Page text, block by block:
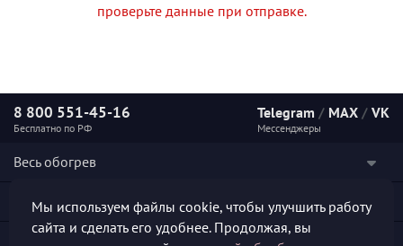
проверьте данные при отправке.
8 800 551-45-16
Бесплатно по РФ
Telegram / MAX / VK
Мессенджеры
Весь обогрев
Наши услуги
Мы используем файлы cookie, чтобы улучшить работу
сайта и сделать его удобнее. Продолжая, вы